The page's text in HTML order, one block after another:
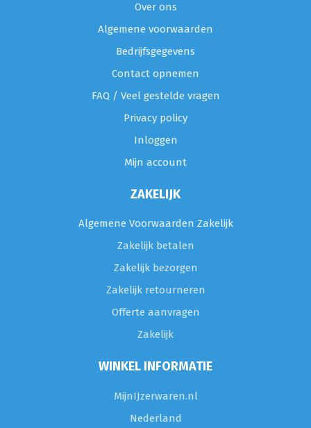
Over ons
Algemene voorwaarden
Bedrijfsgegevens
Contact opnemen
FAQ / Veel gestelde vragen
Privacy policy
Inloggen
Mijn account
ZAKELIJK
Algemene Voorwaarden Zakelijk
Zakelijk betalen
Zakelijk bezorgen
Zakelijk retourneren
Offerte aanvragen
Zakelijk
WINKEL INFORMATIE
MijnIJzerwaren.nl
Nederland